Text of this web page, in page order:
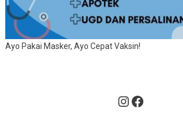
Ayo Pakai Masker, Ayo Cepat Vaksin!
Instagram
Facebook